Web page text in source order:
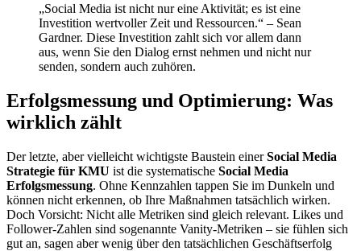
„Social Media ist nicht nur eine Aktivität; es ist eine
Investition wertvoller Zeit und Ressourcen.“ – Sean
Gardner. Diese Investition zahlt sich vor allem dann
aus, wenn Sie den Dialog ernst nehmen und nicht nur
senden, sondern auch zuhören.
Erfolgsmessung und Optimierung: Was
wirklich zählt
Der letzte, aber vielleicht wichtigste Baustein einerSocial Media
Strategie für KMU ist die systematische Social Media
Erfolgsmessung. Ohne Kennzahlen tappen Sie im Dunkeln und
können nicht erkennen, ob Ihre Maßnahmen tatsächlich wirken.
Doch Vorsicht: Nicht alle Metriken sind gleich relevant. Likes und
Follower-Zahlen sind sogenannte Vanity-Metriken – sie fühlen sich
gut an, sagen aber wenig über den tatsächlichen Geschäftserfolg